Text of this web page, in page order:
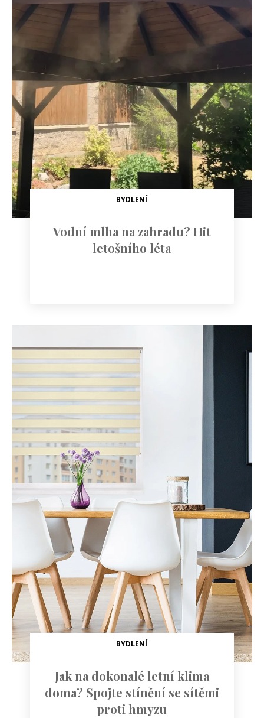
BYDLENÍ
Vodní mlha na zahradu? Hit
letošního léta
BYDLENÍ
Jak na dokonalé letní klima
doma? Spojte stínění se sítěmi
proti hmyzu